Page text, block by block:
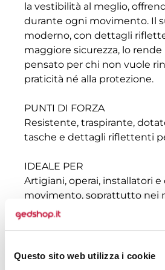
Questo sito web utilizza i cookie
la vestibilità al meglio,
durante ogni movimento. Il
moderno, con dettagli
maggiore sicurezza, lo
pensato per chi non vuole
praticità né alla protezione.
PUNTI DI FORZA
Resistente, traspirante,
tasche e dettagli riflettenti
IDEALE PER
Artigiani, operai, installatori e
movimento, soprattutto nei
Vedi anche:
Cofra